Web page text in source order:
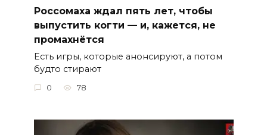
Россомаха ждал пять лет, чтобы
выпустить когти — и, кажется, не
промахнётся
Есть игры, которые анонсируют, а потом
будто стирают
0 78